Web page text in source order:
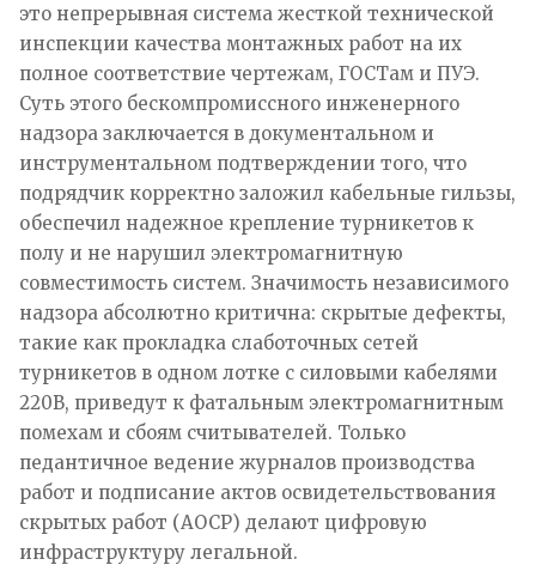
это непрерывная система жесткой технической
инспекции качества монтажных работ на их
полное соответствие чертежам, ГОСТам и ПУЭ.
Суть этого бескомпромиссного инженерного
надзора заключается в документальном и
инструментальном подтверждении того, что
подрядчик корректно заложил кабельные гильзы,
обеспечил надежное крепление турникетов к
полу и не нарушил электромагнитную
совместимость систем. Значимость независимого
надзора абсолютно критична: скрытые дефекты,
такие как прокладка слаботочных сетей
турникетов в одном лотке с силовыми кабелями
220В, приведут к фатальным электромагнитным
помехам и сбоям считывателей. Только
педантичное ведение журналов производства
работ и подписание актов освидетельствования
скрытых работ (АОСР) делают цифровую
инфраструктуру легальной.